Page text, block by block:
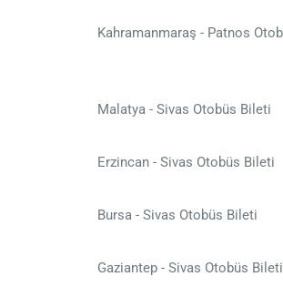
Malatya - Sivas Otobüs Bileti
Erzincan - Sivas Otobüs Bileti
Bursa - Sivas Otobüs Bileti
Gaziantep - Sivas Otobüs Bileti